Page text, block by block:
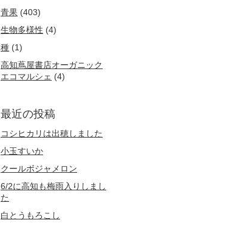
青果 (403)
生物多様性 (4)
種 (1)
高知蔦屋書店オーガニック
エコマルシェ (4)
最近の投稿
コシヒカリは出穂しました
小玉すいか
クールボジャメロン
6/2に高知も梅雨入りしまし
た
白とうもろこし